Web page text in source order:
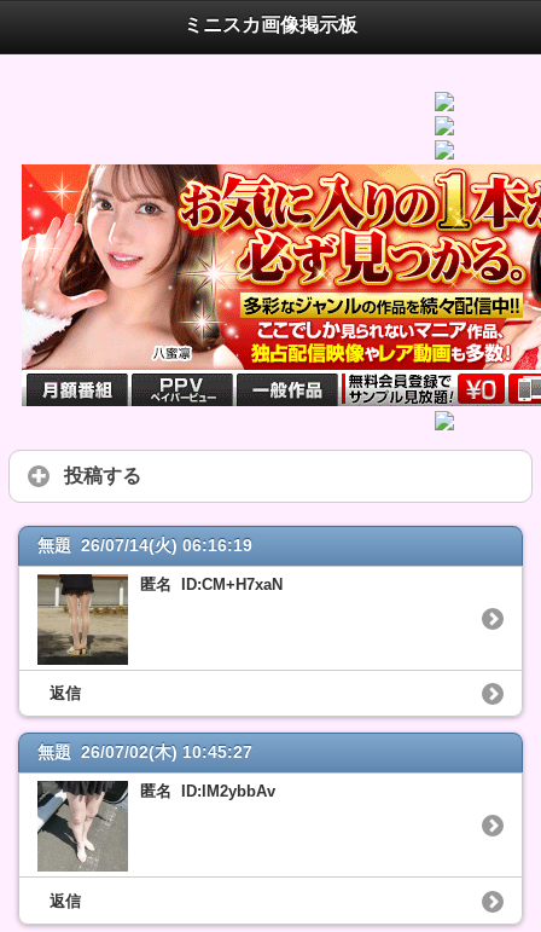
ミニスカ画像掲示板
投稿する
無題 26/07/14(火) 06:16:19
匿名 ID:CM+H7xaN
返信
無題 26/07/02(木) 10:45:27
匿名 ID:lM2ybbAv
返信